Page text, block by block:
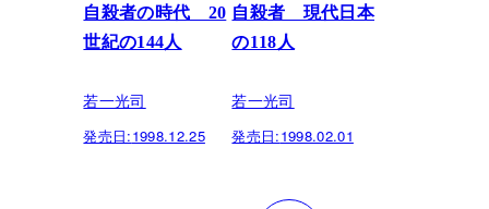
自殺者の時代 20
世紀の144人
若一光司
発売日:1998.12.25
自殺者 現代日本
の118人
若一光司
発売日:1998.02.01